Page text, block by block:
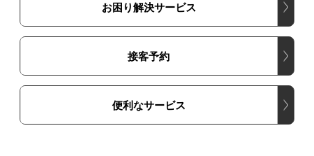
お困り解決サービス
接客予約
便利なサービス